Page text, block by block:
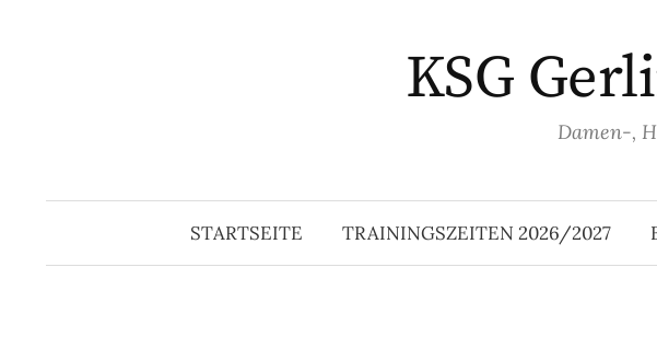
KSG
Damen-,
STARTSEITE TRAININGSZEITEN 2026/2027